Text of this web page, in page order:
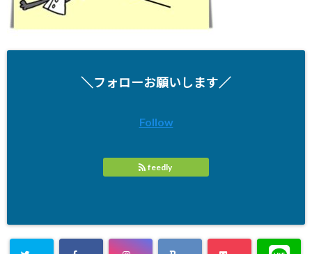
＼フォローお願いします／
Follow
feedly